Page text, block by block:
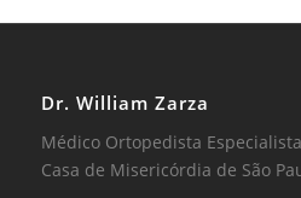
Dr. William Zarza
Médico Ortopedista
Casa de Misericórdia de São